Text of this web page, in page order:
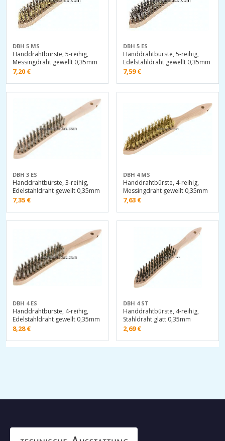
DBH 5 MS
Handdrahtbürste, 5-reihig,
Messingdraht gewellt 0,35mm
7,20 €
DBH 5 ES
Handdrahtbürste, 5-reihig,
Edelstahldraht gewellt 0,35mm
7,59€
DBH 3 ES
Handdrahtbürste, 3-reihig,
Edelstahldraht gewellt 0,35mm
7,35 €
DBH 4 MS
Handdrahtbürste, 4-reihig,
Messingdraht gewellt 0,35mm
7,63 €
DBH 4 ES
Handdrahtbürste, 4-reihig,
Edelstahldraht gewellt 0,35mm
8,28€
DBH 4 ST
Handdrahtbürste, 4-reihig,
Stahldraht glatt 0,35mm
2,69€